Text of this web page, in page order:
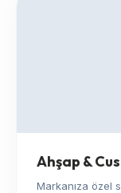
Ahşap &
Markanıza özel